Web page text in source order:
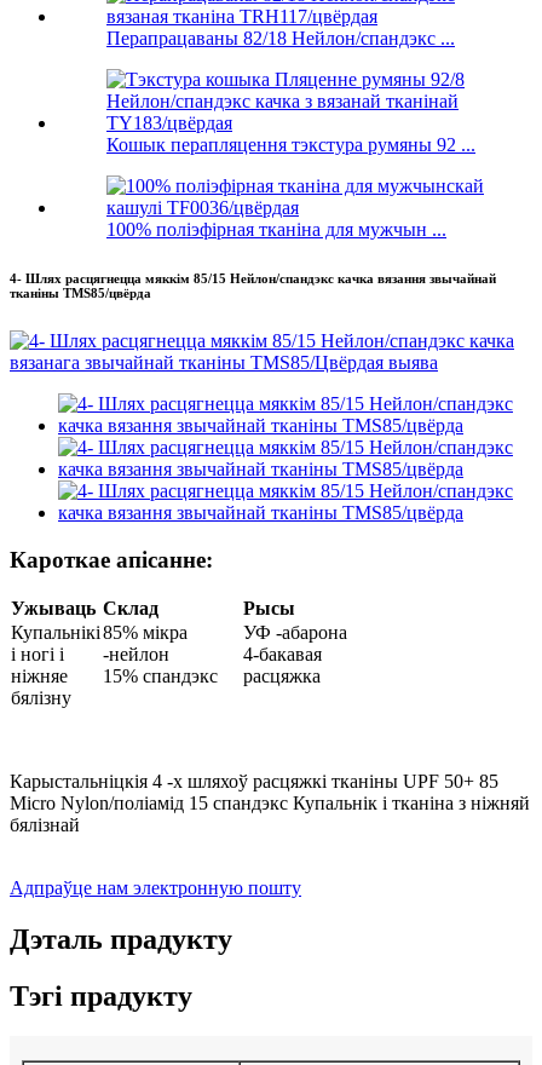
Перапрацаваны 82/18 Нейлон/спандэкс ...
Кошык перапляцення тэкстура румяны 92 ...
100% поліэфірная тканіна для мужчын ...
4- Шлях расцягнецца мяккім 85/15 Нейлон/спандэкс качка вязання звычайнай
тканіны TMS85/цвёрда
Кароткае апісанне:
Ужываць Склад
Рысы
Купальнікі
і ногі і
ніжняе
бялізну
85% мікра
-нейлон
15% спандэкс
УФ -абарона
4-бакавая
расцяжка
Карыстальніцкія 4 -х шляхоў расцяжкі тканіны UPF 50+ 85
Micro Nylon/поліамід 15 спандэкс Купальнік і тканіна з ніжняй
бялізнай
Адпраўце нам электронную пошту
Дэталь прадукту
Тэгі прадукту